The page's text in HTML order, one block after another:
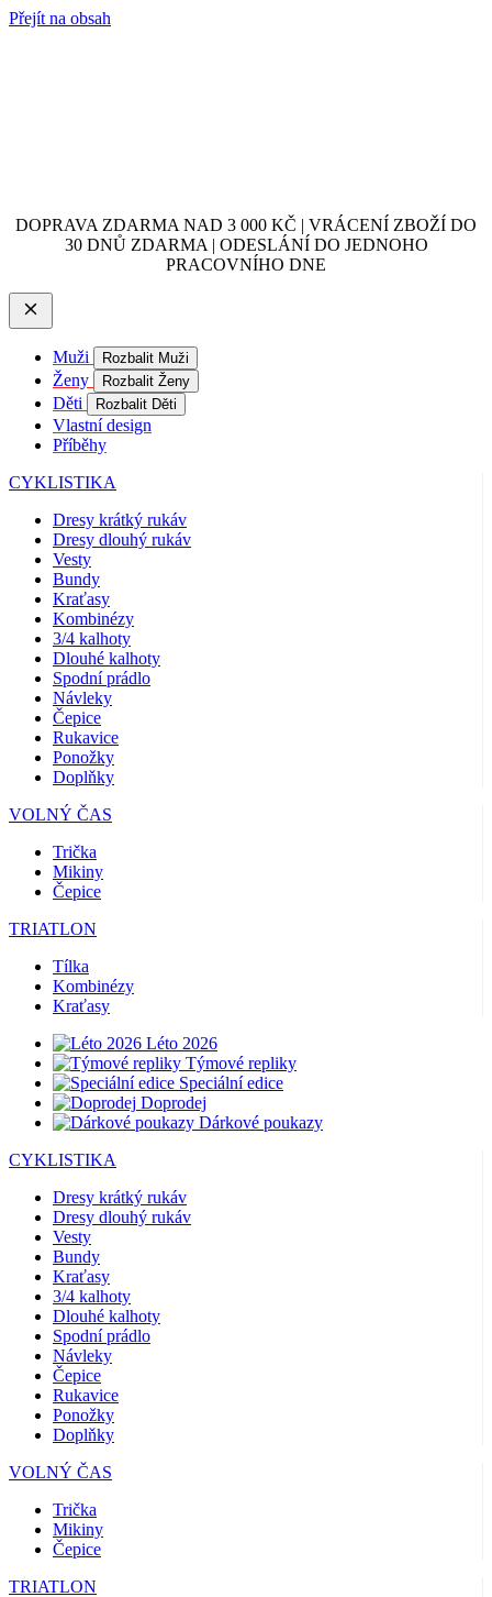
Přejít na obsah
DOPRAVA ZDARMA NAD 3 000 KČ | VRÁCENÍ ZBOŽÍ DO
30 DNŮ ZDARMA | ODESLÁNÍ DO JEDNOHO
PRACOVNÍHO DNE
Muži Rozbalit Muži
Ženy Rozbalit Ženy
Děti Rozbalit Děti
Vlastní design
Příběhy
CYKLISTIKA
Dresy krátký rukáv
Dresy dlouhý rukáv
Vesty
Bundy
Kraťasy
Kombinézy
3/4 kalhoty
Dlouhé kalhoty
Spodní prádlo
Návleky
Čepice
Rukavice
Ponožky
Doplňky
VOLNÝ ČAS
Trička
Mikiny
Čepice
TRIATLON
Tílka
Kombinézy
Kraťasy
Léto 2026
Týmové repliky
Speciální edice
Doprodej
Dárkové poukazy
CYKLISTIKA
Dresy krátký rukáv
Dresy dlouhý rukáv
Vesty
Bundy
Kraťasy
3/4 kalhoty
Dlouhé kalhoty
Spodní prádlo
Návleky
Čepice
Rukavice
Ponožky
Doplňky
VOLNÝ ČAS
Trička
Mikiny
Čepice
TRIATLON